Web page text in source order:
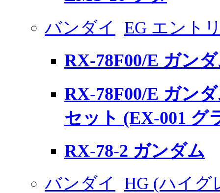
バンダイ EG エント
RX-78F00/E ガン
RX-78F00/E ガン
セット (EX-001 グ
RX-78-2 ガンダム
バンダイ HG (ハイグ